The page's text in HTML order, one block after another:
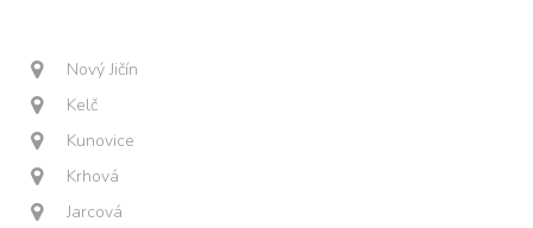
Nový Jičín
Kelč
Kunovice
Krhová
Jarcová